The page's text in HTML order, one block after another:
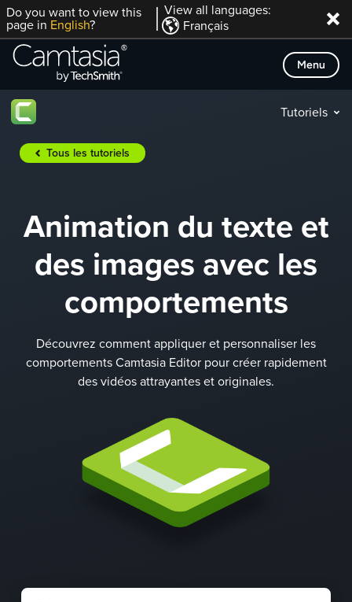
Passer
directement
contenu
Do you want to view this
page in English?
View all languages:
Français
Menu
Tutoriels
Tous les tutoriels
Animation du texte et
des images avec les
comportements
Découvrez comment appliquer et personnaliser les
comportements Camtasia Editor pour créer rapidement
des vidéos attrayantes et originales.